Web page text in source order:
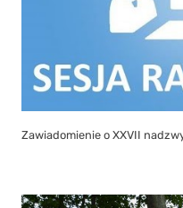
Zawiadomienie o XXVII